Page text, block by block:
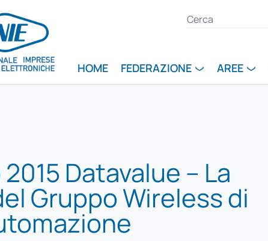
HOME FEDERAZIONE AREE
Datavalue – La
Gruppo Wireless di